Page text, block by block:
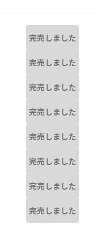
完売しました
完売しました
完売しました
完売しました
完売しました
完売しました
完売しました
完売しました